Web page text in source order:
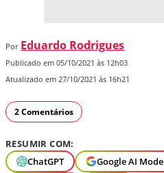
Por Eduardo Rodrigues
Publicado em 05/10/2021 às 12h03
Atualizado em 27/10/2021 às 16h21
2 Comentários
RESUMIR COM:
ChatGPT
Google AI Mode